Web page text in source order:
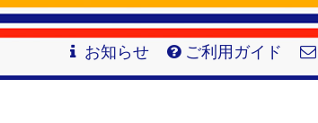
お知らせ ご利用ガイド